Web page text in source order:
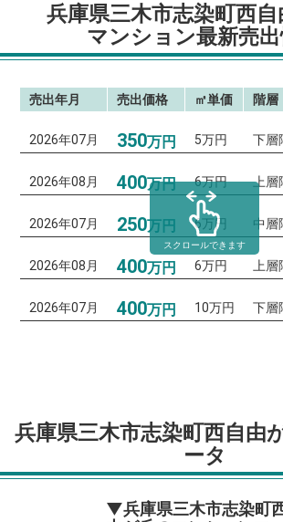
兵庫県三木市志染町西
マンション最新売
売出年月 売出価格 ㎡単価 階層
2026年07月 350万円 5万円 下層
2026年08月 400万円 6万円 上層
2026年07月 250万円 6万円 中層
2026年08月 400万円 6万円 上層
2026年07月 400万円 10万円 下層
スクロールできます
兵庫県三木市志染町西自由
ータ
▼兵庫県三木市志染町